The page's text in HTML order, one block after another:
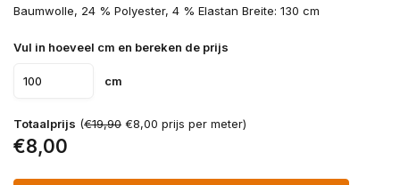
Baumwolle, 24 % Polyester, 4 % Elastan Breite: 130 cm
Vul in hoeveel cm en bereken de prijs
cm
Totaalprijs (€19,90 €8,00 prijs per meter)
€8,00